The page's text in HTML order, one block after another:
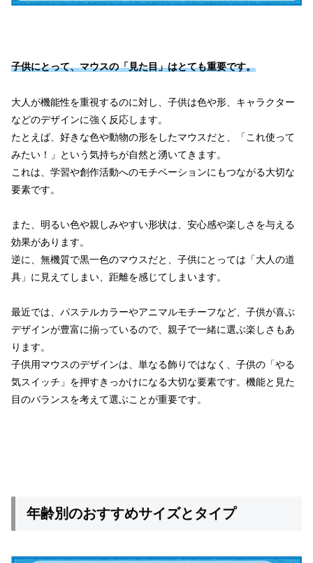
子供にとって、マウスの「見た目」はとても重要です。
大人が機能性を重視するのに対し、子供は色や形、キャラクター
などのデザインに強く反応します。
たとえば、好きな色や動物の形をしたマウスだと、「これ使って
みたい！」という気持ちが自然と湧いてきます。
これは、学習や創作活動へのモチベーションにもつながる大切な
要素です。
また、明るい色や親しみやすい形状は、安心感や楽しさを与える
効果があります。
逆に、無機質で黒一色のマウスだと、子供にとっては「大人の道
具」に見えてしまい、距離を感じてしまいます。
最近では、パステルカラーやアニマルモチーフなど、子供が喜ぶ
デザインが豊富に揃っているので、親子で一緒に選ぶ楽しさもあ
ります。
子供用マウスのデザインは、単なる飾りではなく、子供の「やる
気スイッチ」を押すきっかけになる大切な要素です。機能と見た
目のバランスを考えて選ぶことが重要です。
年齢別のおすすめサイズとタイプ